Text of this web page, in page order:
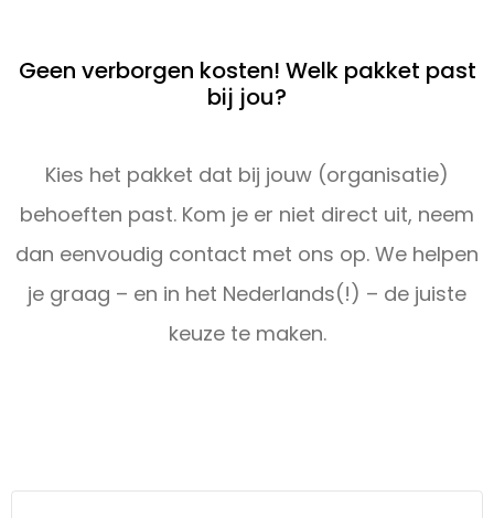
Geen verborgen kosten! Welk pakket past
bij jou?
Kies het pakket dat bij jouw (organisatie)
behoeften past. Kom je er niet direct uit, neem
dan eenvoudig contact met ons op. We helpen
je graag – en in het Nederlands(!) – de juiste
keuze te maken.